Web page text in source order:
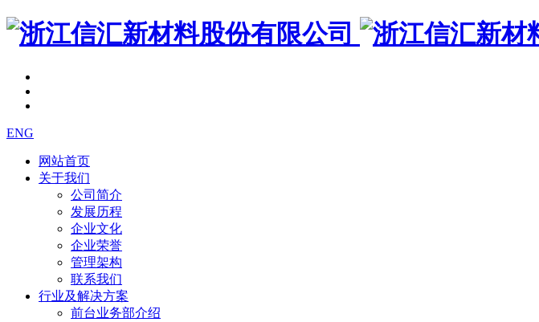
ENG
网站首页
关于我们
公司简介
发展历程
企业文化
企业荣誉
管理架构
联系我们
行业及解决方案
前台业务部介绍